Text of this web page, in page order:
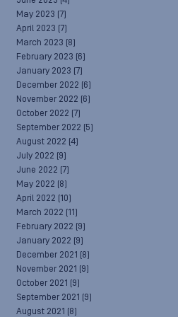
May 2023 (7)
April 2023 (7)
March 2023 (8)
February 2023 (6)
January 2023 (7)
December 2022 (6)
November 2022 (6)
October 2022 (7)
September 2022 (5)
August 2022 (4)
July 2022 (9)
June 2022 (7)
May 2022 (8)
April 2022 (10)
March 2022 (11)
February 2022 (9)
January 2022 (9)
December 2021 (8)
November 2021 (9)
October 2021 (9)
September 2021 (9)
August 2021 (8)